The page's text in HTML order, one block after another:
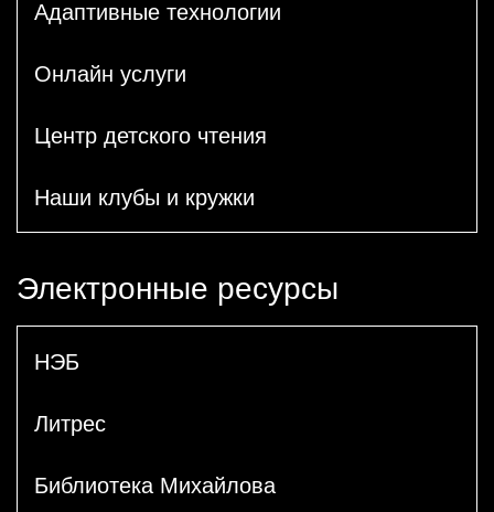
Адаптивные технологии
Онлайн услуги
Центр детского чтения
Наши клубы и кружки
Электронные ресурсы
НЭБ
Литрес
Библиотека Михайлова